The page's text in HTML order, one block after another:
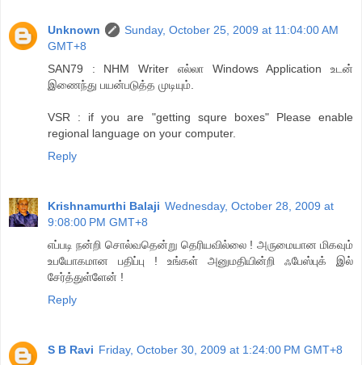
Unknown
Sunday, October 25, 2009 at 11:04:00 AM
GMT+8
SAN79 : NHM Writer எல்லா Windows Application உடன்
இணைந்து பயன்படுத்த முடியும்.
VSR : if you are "getting squre boxes" Please enable
regional language on your computer.
Reply
Krishnamurthi Balaji Wednesday, October 28, 2009 at
9:08:00 PM GMT+8
எப்படி நன்றி சொல்வதென்று தெரியவில்லை ! அருமையான மிகவும்
உபயோகமான பதிப்பு ! உங்கள் அனுமதியின்றி ஃபேஸ்புக் இல்
சேர்த்துள்ளேன் !
Reply
S B Ravi Friday, October 30, 2009 at 1:24:00 PM GMT+8